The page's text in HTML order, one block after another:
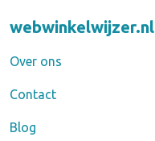
webwinkelwijzer.nl
Over ons
Contact
Blog